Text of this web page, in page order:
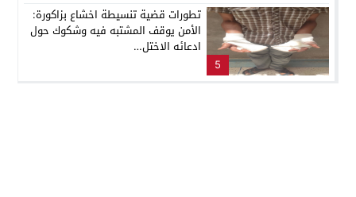
5
تطورات قضية تنسيطة اخشاع بزاكورة:
الأمن يوقف المشتبه فيه وشكوك حول
ادعائه الاختل…